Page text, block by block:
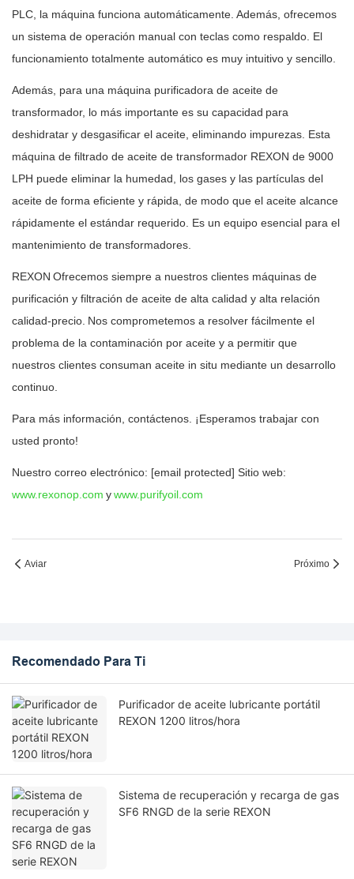
PLC, la máquina funciona automáticamente. Además, ofrecemos
un sistema de operación manual con teclas como respaldo. El
funcionamiento totalmente automático es muy intuitivo y sencillo.
Además, para una máquina purificadora de aceite de
transformador, lo más importante es su capacidad para
deshidratar y desgasificar el aceite, eliminando impurezas. Esta
máquina de filtrado de aceite de transformador REXON de 9000
LPH puede eliminar la humedad, los gases y las partículas del
aceite de forma eficiente y rápida, de modo que el aceite alcance
rápidamente el estándar requerido. Es un equipo esencial para el
mantenimiento de transformadores.
REXON Ofrecemos siempre a nuestros clientes máquinas de
purificación y filtración de aceite de alta calidad y alta relación
calidad-precio. Nos comprometemos a resolver fácilmente el
problema de la contaminación por aceite y a permitir que
nuestros clientes consuman aceite in situ mediante un desarrollo
continuo.
Para más información, contáctenos. ¡Esperamos trabajar con
usted pronto!
Nuestro correo electrónico: [email protected] Sitio web:
www.rexonop.com ywww.purifyoil.com
Aviar Próximo
Recomendado Para Ti
Purificador de aceite lubricante portátil
REXON 1200 litros/hora
Sistema de recuperación y recarga de gas
SF6 RNGD de la serie REXON